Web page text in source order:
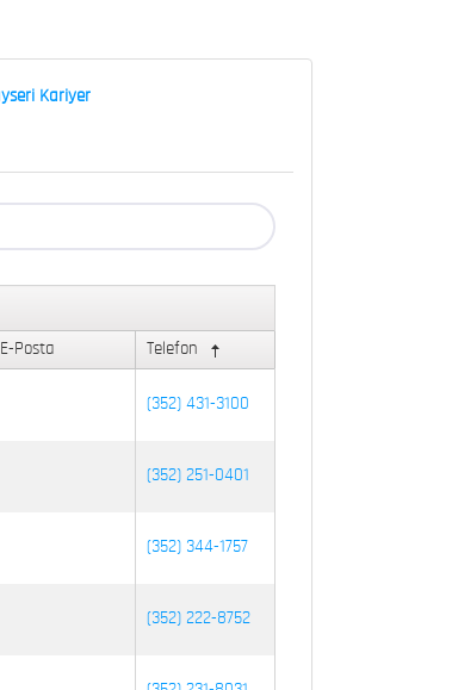
Kariyer
E-Posta Telefon
(352) 431-3100
(352) 251-0401
(352) 344-1757
(352) 222-8752